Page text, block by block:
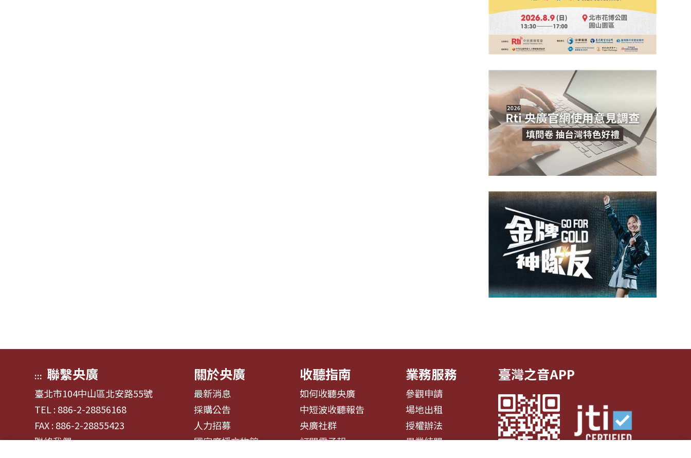
::: 聯繫央廣
臺北市104中山區北安路55號
TEL : 886-2-28856168
FAX : 886-2-28855423
聯絡我們
關於央廣
最新消息
採購公告
人力招募
國家廣播文物館
收聽指南
如何收聽央廣
中短波收聽報告
央廣社群
訂閱電子報
業務服務
參觀申請
場地出租
授權辦法
異業結盟
臺灣之音APP